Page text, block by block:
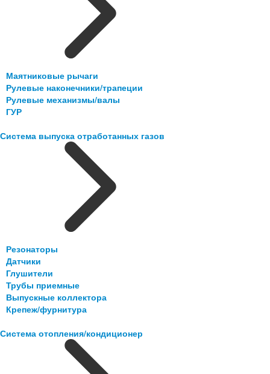
Маятниковые рычаги
Рулевые наконечники/трапеции
Рулевые механизмы/валы
ГУР
Система выпуска отработанных газов
Резонаторы
Датчики
Глушители
Трубы приемные
Выпускные коллектора
Крепеж/фурнитура
Система отопления/кондиционер